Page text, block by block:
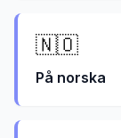
🇳🇴
På norska